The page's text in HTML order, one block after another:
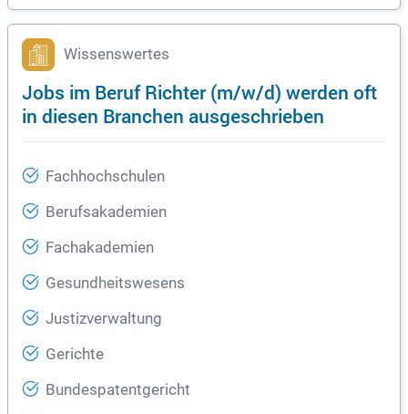
Wissenswertes
Jobs im Beruf Richter (m/w/d) werden oft
in diesen Branchen ausgeschrieben
Fachhochschulen
Berufsakademien
Fachakademien
Gesundheitswesens
Justizverwaltung
Gerichte
Bundespatentgericht